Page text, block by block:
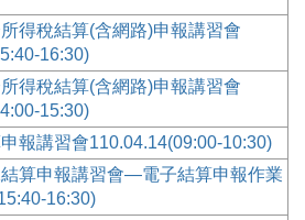
得稅結算(含網路)申報講習會
16:30)
得稅結算(含網路)申報講習會
15:30)
報講習會110.04.14(09:00-10:30)
算申報講習會—電子結算申報作業
16:30)